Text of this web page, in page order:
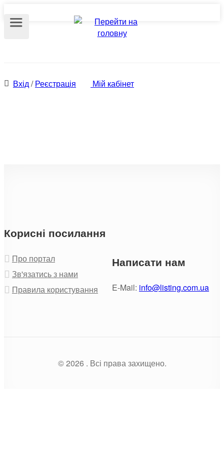
Вхід/Реєстрація Мій кабінет
Корисні посилання
Про портал
Зв'язатись з нами
Правила користування
Написати нам
E-Mail: info@listing.com.ua
© 2026 . Всі права захищено.